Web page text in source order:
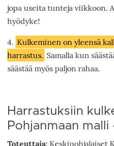
jopa useita tunteja viikkoon.
hyödyke!
4. Kulkeminen on yleensä
harrastus. Samalla kun
säästää myös paljon rahaa.
Harrastuksiin
Pohjanmaan
Toteuttaja: Keskipohjalaiset